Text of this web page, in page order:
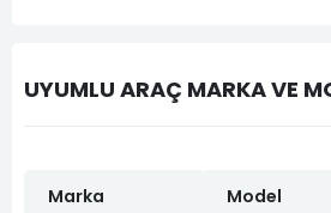
UYUMLU ARAÇ MARKA VE
Marka Model